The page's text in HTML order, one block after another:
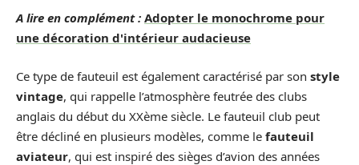
A lire en complément : Adopter le monochrome pour
une décoration d'intérieur audacieuse
Ce type de fauteuil est également caractérisé par son style
vintage, qui rappelle l’atmosphère feutrée des clubs
anglais du début du XXème siècle. Le fauteuil club peut
être décliné en plusieurs modèles, comme le fauteuil
aviateur, qui est inspiré des sièges d’avion des années